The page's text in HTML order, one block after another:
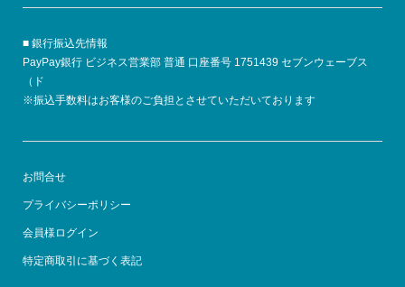
■ 銀行振込先情報
PayPay銀行 ビジネス営業部 普通 口座番号 1751439 セブンウェーブス
（ド
※振込手数料はお客様のご負担とさせていただいております
お問合せ
プライバシーポリシー
会員様ログイン
特定商取引に基づく表記